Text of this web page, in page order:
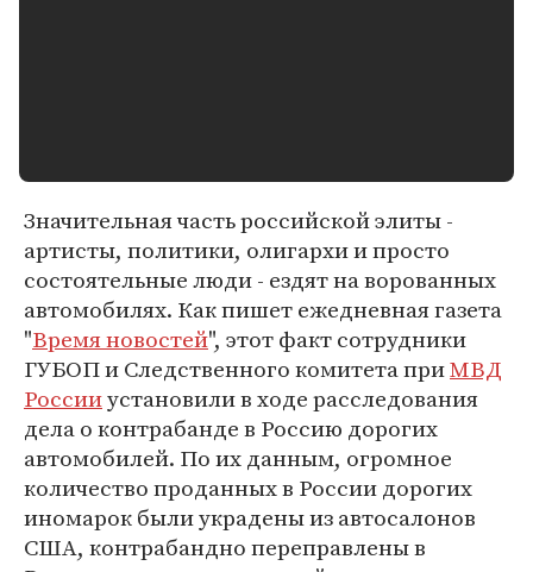
Значительная часть российской элиты -
артисты, политики, олигархи и просто
состоятельные люди - ездят на ворованных
автомобилях. Как пишет ежедневная газета
"Время новостей", этот факт сотрудники
ГУБОП и Следственного комитета приМВД
Россииустановили в ходе расследования
дела о контрабанде в Россию дорогих
автомобилей. По их данным, огромное
количество проданных в России дорогих
иномарок были украдены из автосалонов
США, контрабандно переправлены в